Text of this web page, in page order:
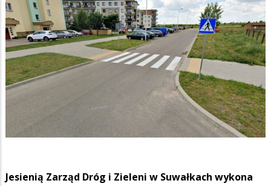
Jesienią Zarząd Dróg i Zieleni w Suwałkach wykona